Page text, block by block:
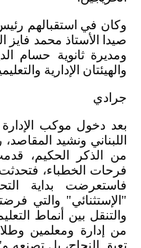
وكان في استقبالهم
صيدا الأستاذ محمد فايز
ومديرة ثانوية حسام
والهيئتان الإدارية
جرادي
بعد دخول موكب الإدارة
اللبناني ونشيد
من الذكر الحكيم،
فرحات الخطباء، فتحدثت
فاستعرضت بداية
"الإستثنائي" والتي
والتنقل بين أنماط
من إدارة ومعلمين